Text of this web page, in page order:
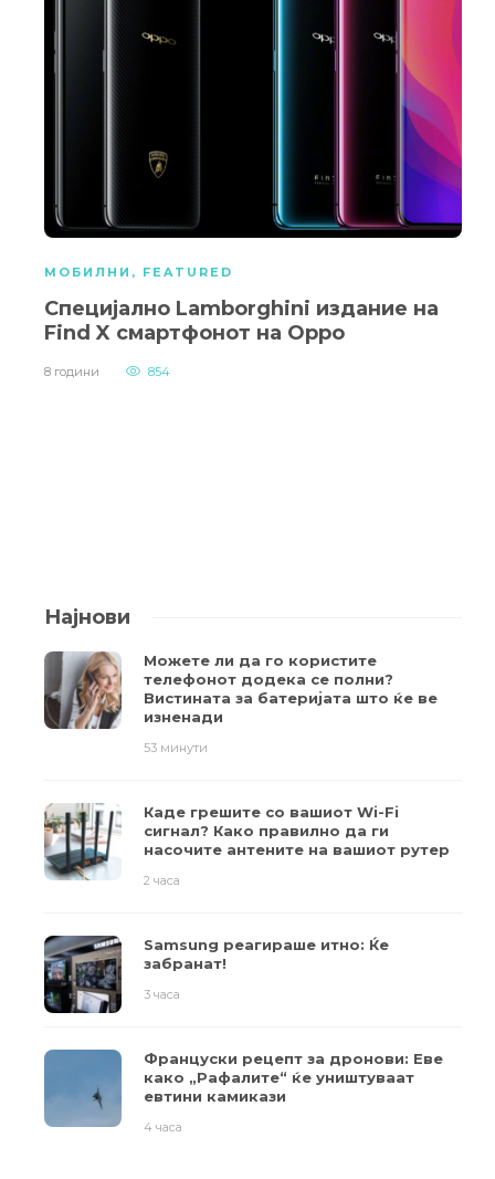
МОБИЛНИ , FEATURED
Специјално Lamborghini издание на
Find X смартфонот на Oppo
8 години 854
Најнови
Можете ли да го користите
телефонот додека се полни?
Вистината за батеријата што ќе ве
изненади
53 минути
Каде грешите со вашиот Wi-Fi
сигнал? Како правилно да ги
насочите антените на вашиот рутер
2 часа
Samsung реагираше итно: Ќе
забранат!
3 часа
Француски рецепт за дронови: Еве
како „Рафалите“ ќе уништуваат
евтини камикази
4 часа